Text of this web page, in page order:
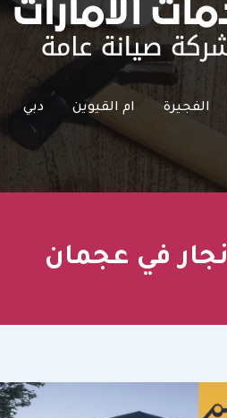
الفجيرة ام القيوين دبي
نجار في عجمان